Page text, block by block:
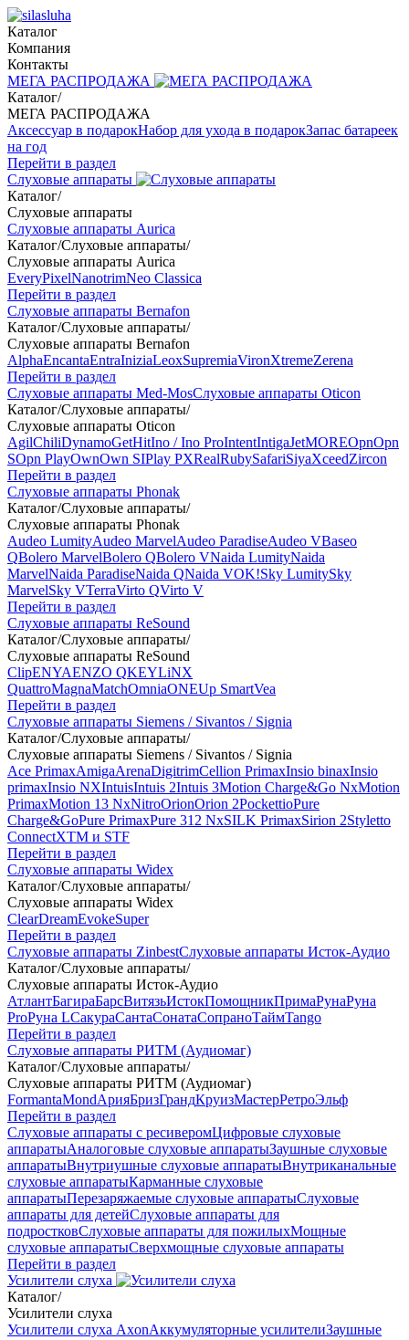
Каталог
Компания
Контакты
МЕГА РАСПРОДАЖА
Каталог/
МЕГА РАСПРОДАЖА
Аксессуар в подарокНабор для ухода в подарокЗапас батареек
на год
Перейти в раздел
Слуховые аппараты
Каталог/
Слуховые аппараты
Слуховые аппараты Aurica
Каталог/Слуховые аппараты/
Слуховые аппараты Aurica
EveryPixelNanotrimNeo Classica
Перейти в раздел
Слуховые аппараты Bernafon
Каталог/Слуховые аппараты/
Слуховые аппараты Bernafon
AlphaEncantaEntraIniziaLeoxSupremiaVironXtremeZerena
Перейти в раздел
Слуховые аппараты Med-MosСлуховые аппараты Oticon
Каталог/Слуховые аппараты/
Слуховые аппараты Oticon
AgilChiliDynamoGetHitIno / Ino ProIntentIntigaJetMOREOpnOpn
SOpn PlayOwnOwn SIPlay PXRealRubySafariSiyaXceedZircon
Перейти в раздел
Слуховые аппараты Phonak
Каталог/Слуховые аппараты/
Слуховые аппараты Phonak
Audeo LumityAudeo MarvelAudeo ParadiseAudeo VBaseo
QBolero MarvelBolero QBolero VNaida LumityNaida
MarvelNaida ParadiseNaida QNaida VOK!Sky LumitySky
MarvelSky VTerraVirto QVirto V
Перейти в раздел
Слуховые аппараты ReSound
Каталог/Слуховые аппараты/
Слуховые аппараты ReSound
ClipENYAENZO QKEYLiNX
QuattroMagnaMatchOmniaONEUp SmartVea
Перейти в раздел
Слуховые аппараты Siemens / Sivantos / Signia
Каталог/Слуховые аппараты/
Слуховые аппараты Siemens / Sivantos / Signia
Ace PrimaxAmigaArenaDigitrimCellion PrimaxInsio binaxInsio
primaxInsio NXIntuisIntuis 2Intuis 3Motion Charge&Go NxMotion
PrimaxMotion 13 NxNitroOrionOrion 2PockettioPure
Charge&GoPure PrimaxPure 312 NxSILK PrimaxSirion 2Styletto
ConnectXTM и STF
Перейти в раздел
Слуховые аппараты Widex
Каталог/Слуховые аппараты/
Слуховые аппараты Widex
ClearDreamEvokeSuper
Перейти в раздел
Слуховые аппараты ZinbestСлуховые аппараты Исток-Аудио
Каталог/Слуховые аппараты/
Слуховые аппараты Исток-Аудио
АтлантБагираБарсВитязьИстокПомощникПримаРунаРуна
ProРуна LСакураСантаСонатаСопраноТаймTango
Перейти в раздел
Слуховые аппараты РИТМ (Аудиомаг)
Каталог/Слуховые аппараты/
Слуховые аппараты РИТМ (Аудиомаг)
FormantaMondАрияБризГрандКруизМастерРетроЭльф
Перейти в раздел
Слуховые аппараты с ресиверомЦифровые слуховые
аппаратыАналоговые слуховые аппаратыЗаушные слуховые
аппаратыВнутриушные слуховые аппаратыВнутриканальные
слуховые аппаратыКарманные слуховые
аппаратыПерезаряжаемые слуховые аппаратыСлуховые
аппараты для детейСлуховые аппараты для
подростковСлуховые аппараты для пожилыхМощные
слуховые аппаратыСверхмощные слуховые аппараты
Перейти в раздел
Усилители слуха
Каталог/
Усилители слуха
Усилители слуха AxonАккумуляторные усилителиЗаушные